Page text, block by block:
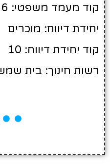
קוד מעמד משפטי: 6
יחידת דיווח: מוכרים
קוד יחידת דיווח: 10
רשות חינוך: בית שמש